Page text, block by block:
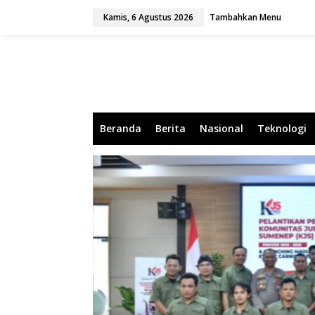
Kamis, 6 Agustus 2026 Tambahkan Menu
Beranda Berita Nasional Teknologi